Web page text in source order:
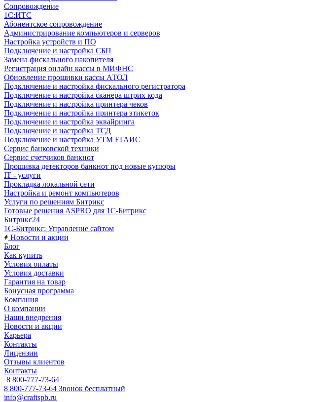
Сопровождение
1C:ИТС
Абонентское сопровождение
Администрирование компьютеров и серверов
Настройка устройств и ПО
Подключение и настройка СБП
Замена фискального накопителя
Регистрация онлайн кассы в МИФНС
Обновление прошивки кассы АТОЛ
Подключение и настройка фискального регистратора
Подключение и настройка сканера штрих кода
Подключение и настройка принтера чеков
Подключение и настройка принтера этикеток
Подключение и настройка эквайринга
Подключение и настройка ТСД
Подключение и настройка УТМ ЕГАИС
Сервис банковской техники
Сервис счетчиков банкнот
Прошивка детекторов банкнот под новые купюры
IT - услуги
Прокладка локальной сети
Настройка и ремонт компьютеров
Услуги по решениям Битрикс
Готовые решения ASPRO для 1С-Битрикс
Битрикс24
1С-Битрикс: Управление сайтом
Новости и акции
Блог
Как купить
Условия оплаты
Условия доставки
Гарантия на товар
Бонусная программа
Компания
О компании
Наши внедрения
Новости и акции
Карьера
Контакты
Лицензии
Отзывы клиентов
Контакты
8 800-777-73-64
8 800-777-73-64 Звонок бесплатный
info@craftspb.ru